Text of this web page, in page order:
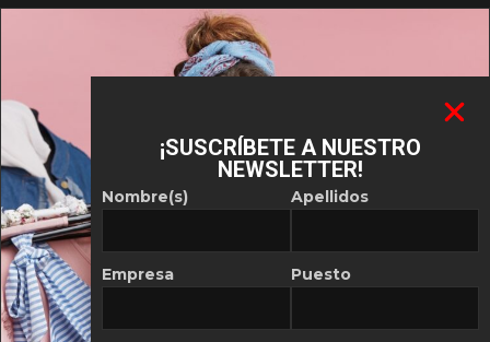
¡SUSCRÍBETE A NUESTRO
NEWSLETTER!
Nombre(s)
Empresa
Apellidos
Puesto